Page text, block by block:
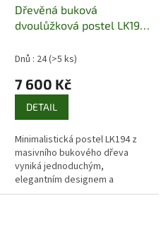
Dřevěná buková
dvoulůžková postel LK194
Dnů : 24(>5 ks)
7 600 Kč
DETAIL
Minimalistická postel LK194 z
masivního bukového dřeva
vyniká jednoduchým,
elegantním designem a
kvalitním zpracováním. Ideální